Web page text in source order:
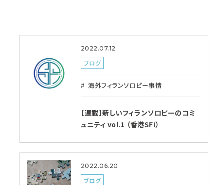
2022.07.12
ブログ
海外フィランソロピー事情
【連載】新しいフィランソロピーのコミ
ュニティ vol.1 （香港SFi）
2022.06.20
ブログ